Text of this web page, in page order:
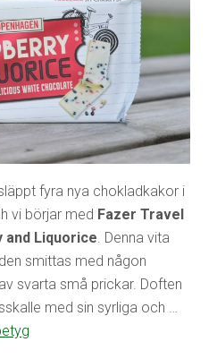
fyra nya chokladkakor i
vi börjar med Fazer Travel
and Liquorice . Denna vita
smittas med någon
svarta små prickar. Doften
med sin syrliga och …